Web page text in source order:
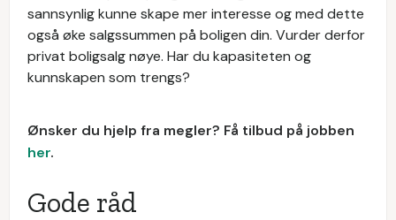
sannsynlig kunne skape mer interesse og med dette
også øke salgssummen på boligen din. Vurder derfor
privat boligsalg nøye. Har du kapasiteten og
kunnskapen som trengs?
Ønsker du hjelp fra megler? Få tilbud på jobben
her.
Gode råd